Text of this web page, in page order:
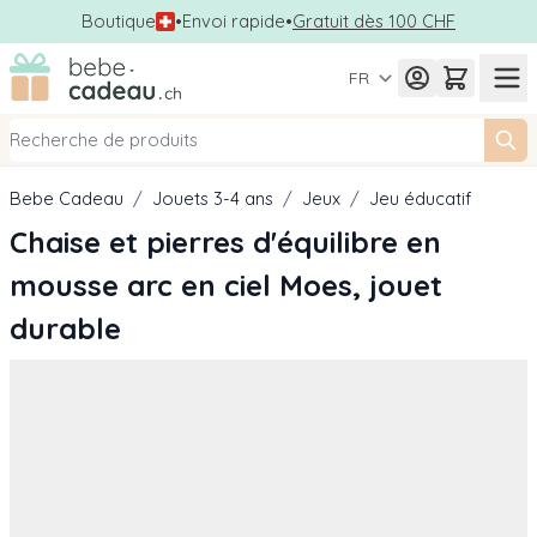
Boutique •Envoi rapide•Gratuit dès 100 CHF
Allez au contenu
FR
Bebe Cadeau / Jouets 3-4 ans / Jeux / Jeu éducatif
Chaise et pierres d'équilibre en
mousse arc en ciel Moes, jouet
durable